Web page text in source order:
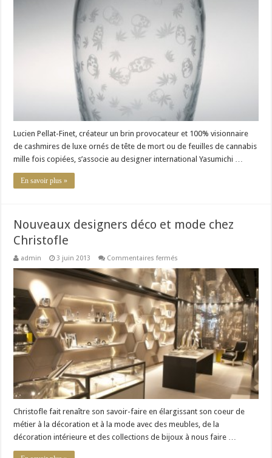
d’exception
signé
Pellat-
Yasumichi
Morita
Lucien Pellat-Finet, créateur un brin provocateur et 100% visionnaire
de cashmires de luxe ornés de tête de mort ou de feuilles de cannabis
mille fois copiées, s’associe au designer international Yasumichi …
En savoir plus »
Nouveaux designers déco et mode chez
Christofle
admin 3 juin 2013 Commentaires fermés
designers
déco
mode
chez
Christofle
Christofle fait renaître son savoir-faire en élargissant son coeur de
métier à la décoration et à la mode avec des meubles, de la
décoration intérieure et des collections de bijoux à nous faire …